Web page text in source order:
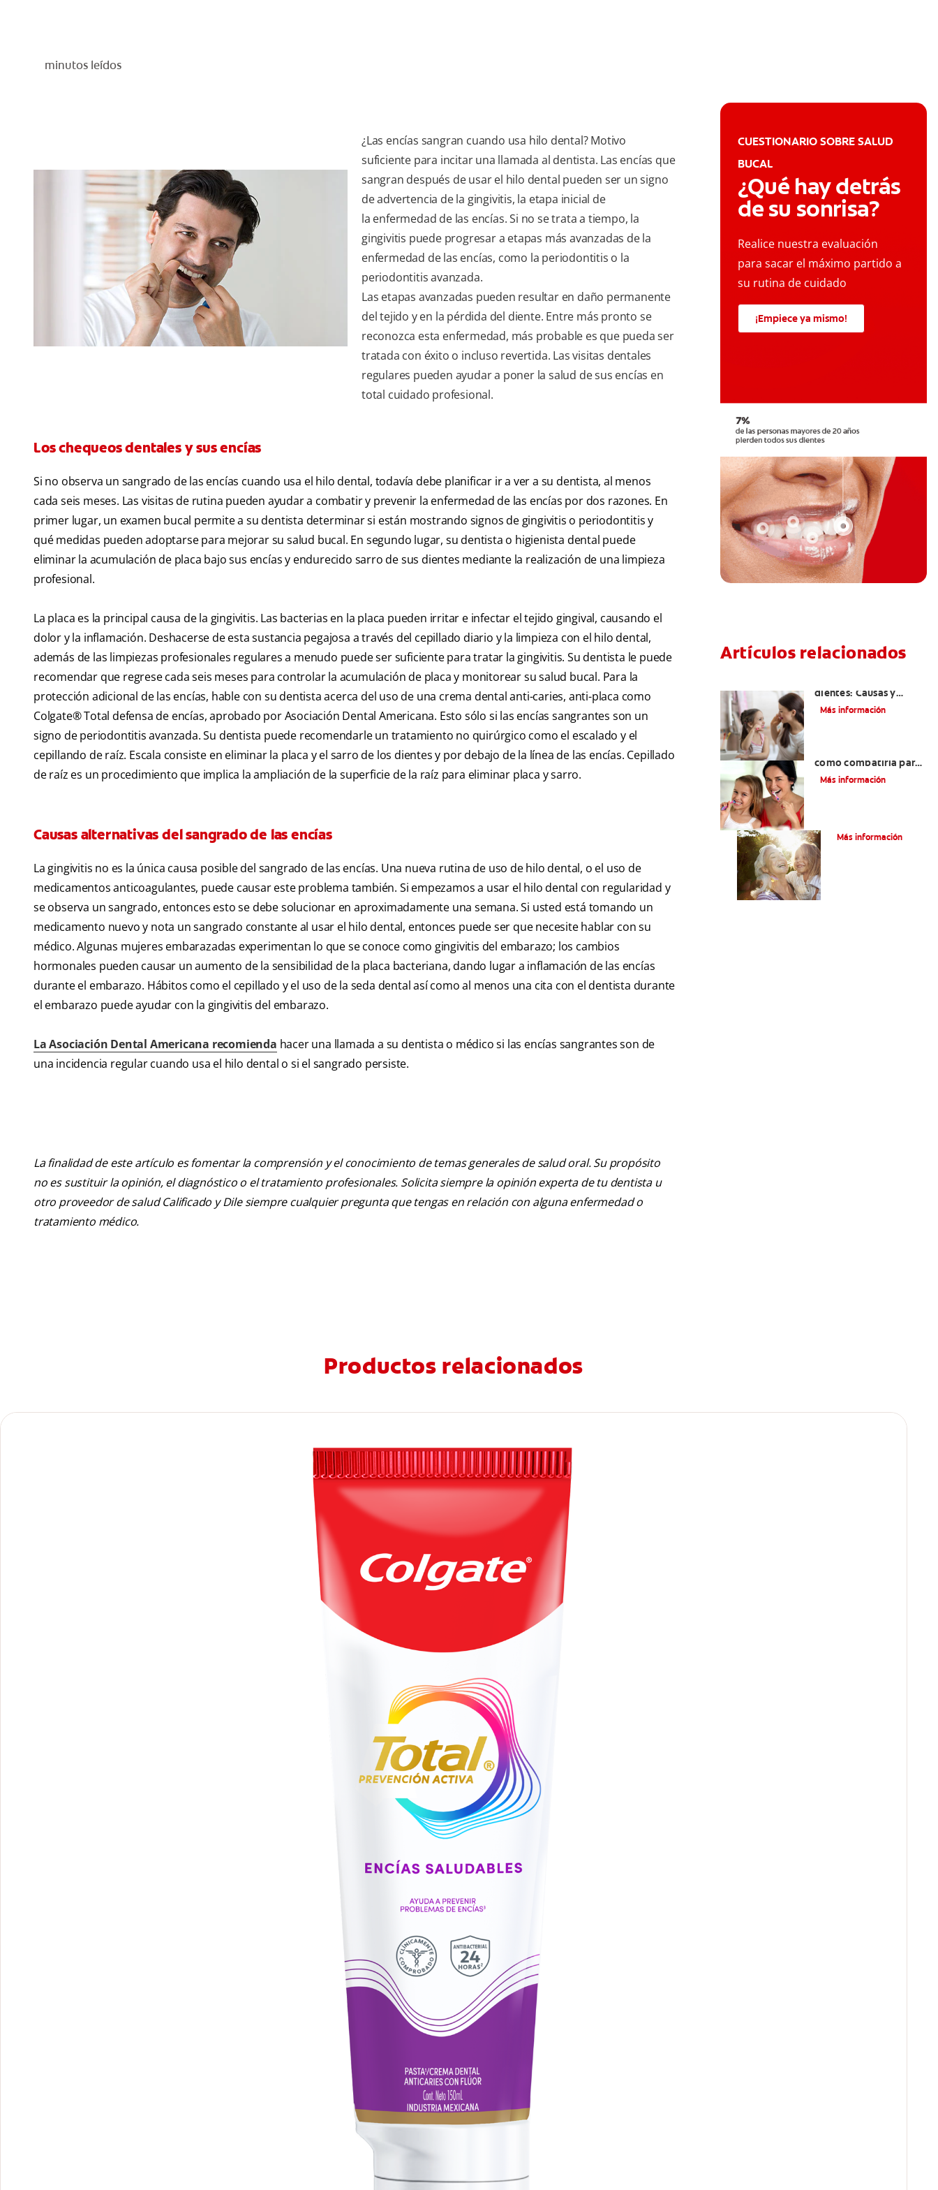
minutos leídos
¿Las encías sangran cuando usa hilo dental? Motivo
suficiente para incitar una llamada al dentista. Las encías que
sangran después de usar el hilo dental pueden ser un signo
de advertencia de la gingivitis, la etapa inicial de
la enfermedad de las encías. Si no se trata a tiempo, la
gingivitis puede progresar a etapas más avanzadas de la
enfermedad de las encías, como la periodontitis o la
periodontitis avanzada.
Las etapas avanzadas pueden resultar en daño permanente
del tejido y en la pérdida del diente. Entre más pronto se
reconozca esta enfermedad, más probable es que pueda ser
tratada con éxito o incluso revertida. Las visitas dentales
regulares pueden ayudar a poner la salud de sus encías en
total cuidado profesional.
Los chequeos dentales y sus encías
Si no observa un sangrado de las encías cuando usa el hilo dental, todavía debe planificar ir a ver a su dentista, al menos
cada seis meses. Las visitas de rutina pueden ayudar a combatir y prevenir la enfermedad de las encías por dos razones. En
primer lugar, un examen bucal permite a su dentista determinar si están mostrando signos de gingivitis o periodontitis y
qué medidas pueden adoptarse para mejorar su salud bucal. En segundo lugar, su dentista o higienista dental puede
eliminar la acumulación de placa bajo sus encías y endurecido sarro de sus dientes mediante la realización de una limpieza
profesional.
La placa es la principal causa de la gingivitis. Las bacterias en la placa pueden irritar e infectar el tejido gingival, causando el
dolor y la inflamación. Deshacerse de esta sustancia pegajosa a través del cepillado diario y la limpieza con el hilo dental,
además de las limpiezas profesionales regulares a menudo puede ser suficiente para tratar la gingivitis. Su dentista le puede
recomendar que regrese cada seis meses para controlar la acumulación de placa y monitorear su salud bucal. Para la
protección adicional de las encías, hable con su dentista acerca del uso de una crema dental anti-caries, anti-placa como
Colgate®Total defensa de encías, aprobado por Asociación Dental Americana. Esto sólo si las encías sangrantes son un
signo de periodontitis avanzada. Su dentista puede recomendarle un tratamiento no quirúrgico como el escalado y el
cepillando de raíz. Escala consiste en eliminar la placa y el sarro de los dientes y por debajo de la línea de las encías. Cepillado
de raíz es un procedimiento que implica la ampliación de la superficie de la raíz para eliminar placa y sarro.
Causas alternativas del sangrado de las encías
La gingivitis no es la única causa posible del sangrado de las encías. Una nueva rutina de uso de hilo dental, o el uso de
medicamentos anticoagulantes, puede causar este problema también. Si empezamos a usar el hilo dental con regularidad y
se observa un sangrado, entonces esto se debe solucionar en aproximadamente una semana. Si usted está tomando un
medicamento nuevo y nota un sangrado constante al usar el hilo dental, entonces puede ser que necesite hablar con su
médico. Algunas mujeres embarazadas experimentan lo que se conoce como gingivitis del embarazo; los cambios
hormonales pueden causar un aumento de la sensibilidad de la placa bacteriana, dando lugar a inflamación de las encías
durante el embarazo. Hábitos como el cepillado y el uso de la seda dental así como al menos una cita con el dentista durante
el embarazo puede ayudar con la gingivitis del embarazo.
La Asociación Dental Americana recomienda hacer una llamada a su dentista o médico si las encías sangrantes son de
una incidencia regular cuando usa el hilo dental o si el sangrado persiste.
La finalidad de este artículo es fomentar la comprensión y el conocimiento de temas generales de salud oral. Su propósito
no es sustituir la opinión, el diagnóstico o el tratamiento profesionales. Solicita siempre la opinión experta de tu dentista u
otro proveedor de salud Calificado y Dile siempre cualquier pregunta que tengas en relación con alguna enfermedad o
tratamiento médico.
CUESTIONARIO SOBRE SALUD
BUCAL
¿Qué hay detrás
de su sonrisa?
Realice nuestra evaluación
para sacar el máximo partido a
su rutina de cuidado
¡Empiece ya mismo!
Artículos relacionados
dientes: Causas y
tratamiento
Más información
cómo combatirla para
mantener una sonrisa
Más información
Más información
Productos relacionados